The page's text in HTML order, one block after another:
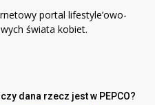
portal lifestyle’owo-
świata kobiet.
dana rzecz jest w PEPCO?